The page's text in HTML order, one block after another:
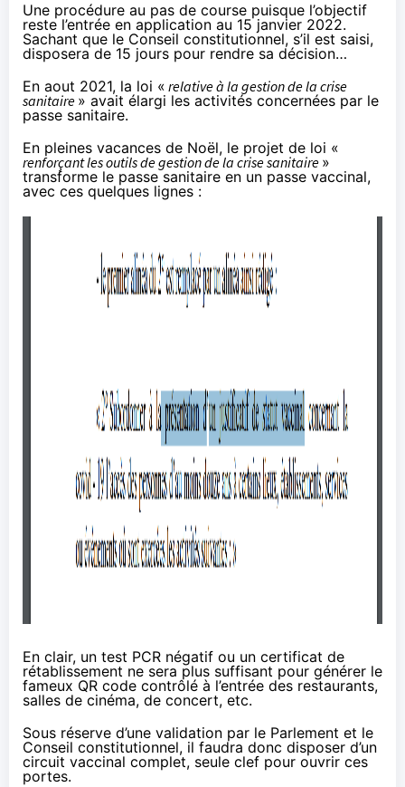
Une procédure au pas de course puisque l’objectif
reste l’entrée en application au 15 janvier 2022.
Sachant que le Conseil constitutionnel, s’il est saisi,
disposera de 15 jours pour rendre sa décision…
En aout 2021, la loi « relative à la gestion de la crise
sanitaire » avait élargi les activités concernées par le
passe sanitaire.
En pleines vacances de Noël, le projet de loi «
renforçant les outils de gestion de la crise sanitaire »
transforme le passe sanitaire en un passe vaccinal,
avec ces quelques lignes :
En clair, un test PCR négatif ou un certificat de
rétablissement ne sera plus suffisant pour générer le
fameux QR code contrôlé à l’entrée des restaurants,
salles de cinéma, de concert, etc.
Sous réserve d’une validation par le Parlement et le
Conseil constitutionnel, il faudra donc disposer d’un
circuit vaccinal complet, seule clef pour ouvrir ces
portes.